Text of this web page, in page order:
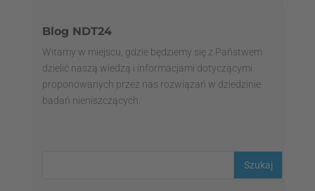
Blog NDT24
Witamy w miejscu, gdzie będziemy się z Państwem
dzielić naszą wiedzą i informacjami dotyczącymi
proponowanych przez nas rozwiązań w dziedzinie
badań nieniszczących.